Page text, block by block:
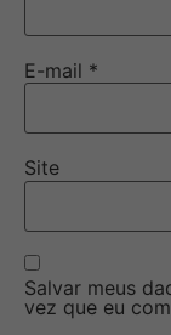
E-mail *
Site
Salvar meus
vez que eu